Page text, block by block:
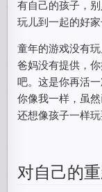
有自己的孩子，
玩儿到一起的好家
童年的游戏没有
爸妈没有提供，
吧。这是你再活
你像我一样，虽
还想像孩子一样
对自己的